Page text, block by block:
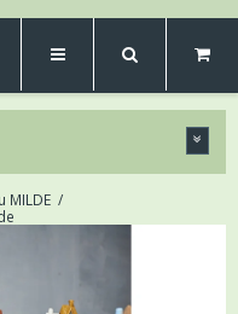
MILDE /